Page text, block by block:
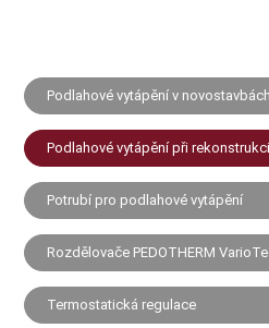
Podlahové vytápění v novostavbách
Podlahové vytápění při rekonstrukci
Potrubí pro podlahové vytápění
Rozdělovače PEDOTHERM
Termostatická regulace